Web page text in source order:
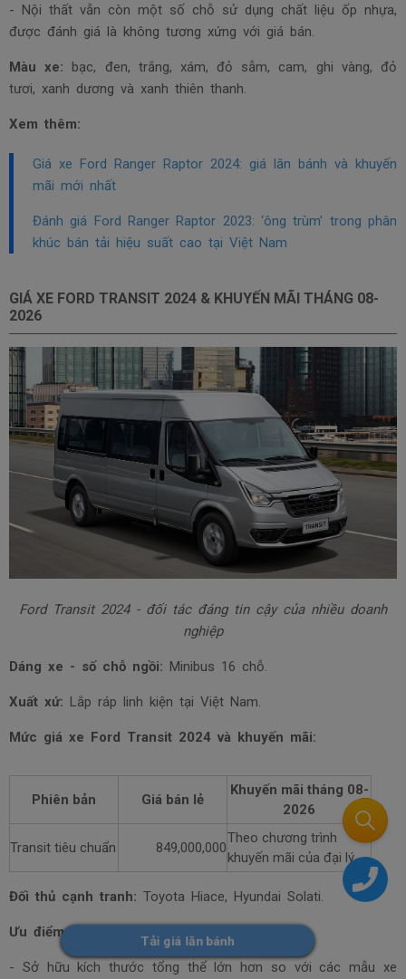
- Nội thất vẫn còn một số chỗ sử dụng chất liệu ốp nhựa,
được đánh giá là không tương xứng với giá bán.
Màu xe: bạc, đen, trắng, xám, đỏ sẫm, cam, ghi vàng, đỏ
tươi, xanh dương và xanh thiên thanh.
Xem thêm:
Giá xe Ford Ranger Raptor 2024: giá lăn bánh và khuyến
mãi mới nhất
Đánh giá Ford Ranger Raptor 2023: ‘ông trùm’ trong phân
khúc bán tải hiệu suất cao tại Việt Nam
GIÁ XE FORD TRANSIT 2024 & KHUYẾN MÃI THÁNG 08-
2026
Ford Transit 2024 - đối tác đáng tin cậy của nhiều doanh
nghiệp
Dáng xe - số chỗ ngồi: Minibus 16 chỗ.
Xuất xứ: Lắp ráp linh kiện tại Việt Nam.
Mức giá xe Ford Transit 2024 và khuyến mãi:
Phiên bản Giá bán lẻ
Khuyến mãi tháng 08-
2026
Transit tiêu chuẩn 849,000,000
Theo chương trình
khuyến mãi của đại lý
Đối thủ cạnh tranh: Toyota Hiace, Hyundai Solati.
Ưu điểm:
- Sở hữu kích thước tổng thể lớn hơn so với các mẫu xe
Tải giá lăn bánh